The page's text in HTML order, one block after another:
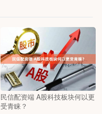
民信配资端 A股科技板块何以更
受青睐？